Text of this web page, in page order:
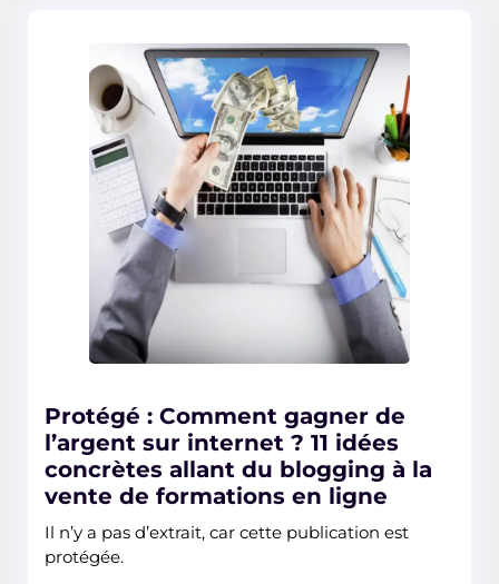
Protégé : Comment gagner de
l’argent sur internet ? 11 idées
concrètes allant du blogging à la
vente de formations en ligne
Il n’y a pas d’extrait, car cette publication est
protégée.